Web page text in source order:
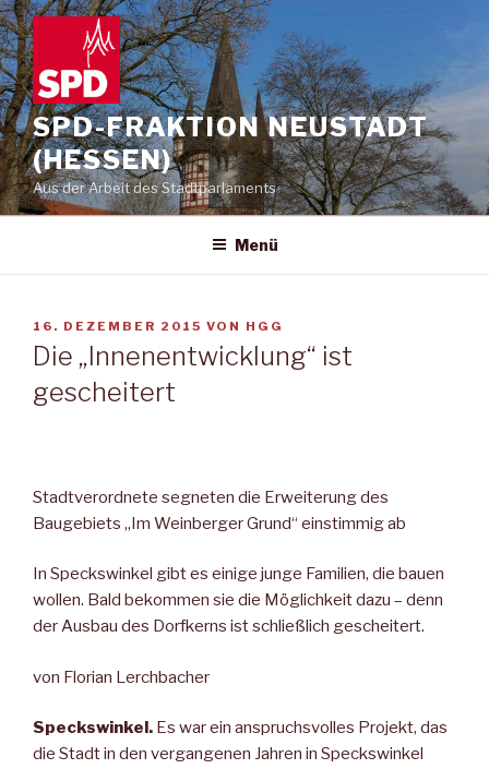
Zum
Inhalt
springen
SPD-FRAKTION NEUSTADT
(HESSEN)
Aus der Arbeit des Stadtparlaments
Menü
VERÖFFENTLICHT
AM
16. DEZEMBER 2015 VON HGG
Die „Innenentwicklung“ ist
gescheitert
Stadtverordnete segneten die Erweiterung des
Baugebiets „Im Weinberger Grund“ einstimmig ab
In Speckswinkel gibt es einige junge Familien, die bauen
wollen. Bald bekommen sie die Möglichkeit dazu – denn
der Ausbau des Dorfkerns ist schließlich gescheitert.
von Florian Lerchbacher
Speckswinkel. Es war ein anspruchsvolles Projekt, das
die Stadt in den vergangenen Jahren in Speckswinkel